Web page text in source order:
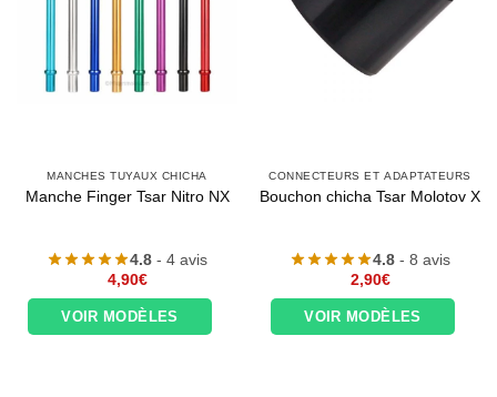
MANCHES TUYAUX CHICHA
Manche Finger Tsar Nitro NX
4.8 - 4 avis
4,90€
VOIR MODÈLES
CONNECTEURS ET ADAPTATEURS
Bouchon chicha Tsar Molotov X
4.8 - 8 avis
2,90€
VOIR MODÈLES